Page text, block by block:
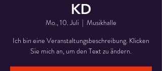
KD
Mo., 10. Juli
  |
Musikhalle
Ich bin eine Veranstaltungsbeschreibung. Klicken
Sie mich an, um den Text zu ändern.